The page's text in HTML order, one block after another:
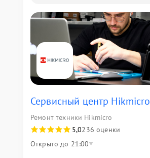
Сервисный центр Hikmicro
Ремонт техники Hikmicro
5,0236 оценки
Открыто до 21:00